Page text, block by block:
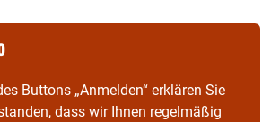
Buttons „Anmelden“ erklären Sie
dass wir Ihnen regelmäßig